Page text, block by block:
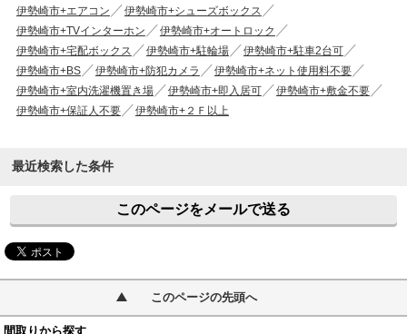
伊勢崎市+エアコン
伊勢崎市+シューズボックス
伊勢崎市+TVインターホン
伊勢崎市+オートロック
伊勢崎市+宅配ボックス
伊勢崎市+駐輪場
伊勢崎市+駐車2台可
伊勢崎市+BS
伊勢崎市+防犯カメラ
伊勢崎市+ネット使用料不要
伊勢崎市+室内洗濯機置き場
伊勢崎市+即入居可
伊勢崎市+敷金不要
伊勢崎市+保証人不要
伊勢崎市+２Ｆ以上
最近検索した条件
このページをメールで送る
このページの先頭へ
間取りから探す